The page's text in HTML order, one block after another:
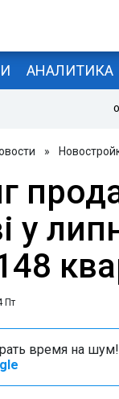
АНАЛИТИКА
»
у
Пт
время на